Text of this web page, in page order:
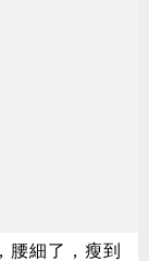
腰細了，瘦到